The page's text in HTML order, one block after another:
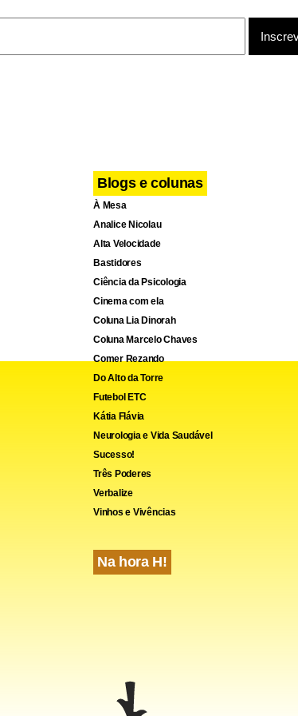
Blogs e colunas
À Mesa
Analice Nicolau
Alta Velocidade
Bastidores
Ciência da Psicologia
Cinema com ela
Coluna Lia Dinorah
Coluna Marcelo Chaves
Comer Rezando
Do Alto da Torre
Futebol ETC
Kátia Flávia
Neurologia e Vida Saudável
Sucesso!
Três Poderes
Verbalize
Vinhos e Vivências
Na hora H!